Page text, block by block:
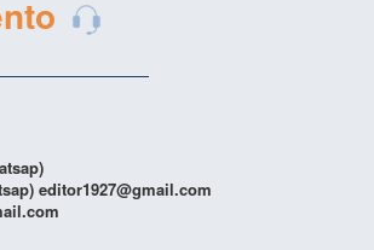
editor1927@gmail.com